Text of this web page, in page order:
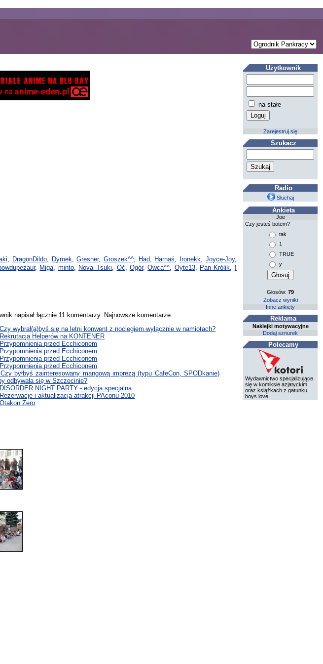
, DragonDildo, Dymek,Gresner,Groszek^^, Had, Harnaś, Ironekk, Joyce-Joy,
, Miga, minto, Nova_Tsuki, Oć, Ogór,Owca^^, Oyte13, Pan Królik, !
napisał łącznie 11 komentarzy. Najnowsze komentarze:
wybrał(a)byś się na letni konwent z noclegiem wyłącznie w namiotach?
Helperów na KONTENER
przed Ecchiconem
przed Ecchiconem
przed Ecchiconem
przed Ecchiconem
byłbyś zainteresowany mangową imprezą (typu CafeCon, SPODkanie)
odbywała się w Szczecinie?
NIGHT PARTY - edycja specjalna
i aktualizacja atrakcji PAconu 2010
Zero
Użytkownik
na stałe
Zarejestruj się
Szukacz
Radio
Słuchaj
Ankieta
Joe
Czy jesteś botem?
tak
1
TRUE
y
Głosów:79
Zobacz wyniki
Inne ankiety
Reklama
Naklejki motywacyjne
Dodaj sznurek
Polecamy
Wydawnictwo specjalizujące
się w komiksie azjatyckim
oraz książkach z gatunku
boys love.